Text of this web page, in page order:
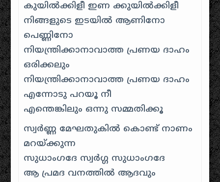
കുയില്‍ക്കിളീ ഇണ ക്കുയില്‍ക്കിളീ
നിങ്ങളുടെ ഇടയില്‍ ആണിനോ
പെണ്ണിനോ
നിയന്ത്രിക്കാനാവാത്ത പ്രണയ ദാഹം
ഒരിക്കലും
നിയന്ത്രിക്കാനാവാത്ത പ്രണയ ദാഹം
എന്നോടു പറയൂ നീ
എന്തെങ്കിലും ഒന്നു സമ്മതിക്കൂ
സ്വര്‍ണ്ണ മേഘതുകില്‍ കൊണ്ട് നാണം
മറയ്ക്കുന്ന
സുധാംഗദേ സ്വര്‍ഗ്ഗ സുധാംഗദേ
ആ പ്രമദ വനത്തില്‍ ആദവും